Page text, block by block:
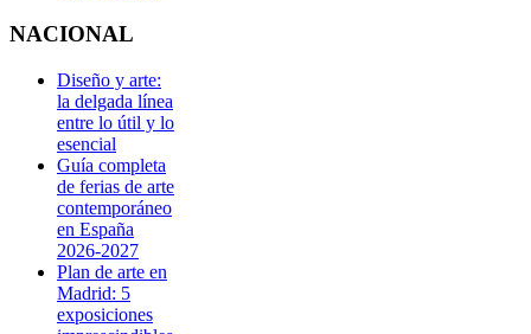
NACIONAL
Diseño y arte:
la delgada línea
entre lo útil y lo
esencial
Guía completa
de ferias de arte
contemporáneo
en España
2026-2027
Plan de arte en
Madrid: 5
exposiciones